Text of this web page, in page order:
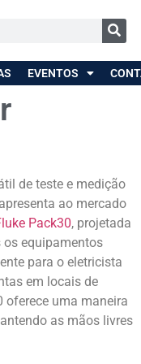
EVENTOS
de teste e medição
ao mercado
Pack30, projetada
os equipamentos
para o eletricista
em locais de
oferece uma maneira
as mãos livres